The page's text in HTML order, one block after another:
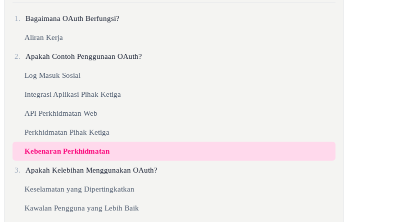
1. Bagaimana OAuth Berfungsi?
Aliran Kerja
2. Apakah Contoh Penggunaan OAuth?
Log Masuk Sosial
Integrasi Aplikasi Pihak Ketiga
API Perkhidmatan Web
Perkhidmatan Pihak Ketiga
Kebenaran Perkhidmatan
3. Apakah Kelebihan Menggunakan OAuth?
Keselamatan yang Dipertingkatkan
Kawalan Pengguna yang Lebih Baik